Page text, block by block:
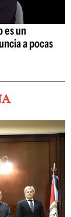
es un
a pocas